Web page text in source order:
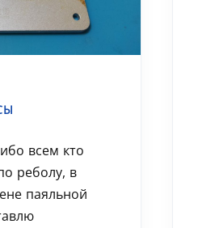
всем кто
реболу, в
паяльной